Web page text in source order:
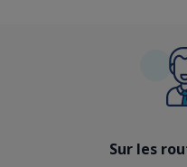
Sur les